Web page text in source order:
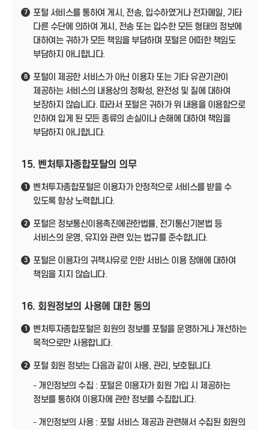
7
포털 서비스를 통하여 게시, 전송, 입수하였거나 전자메일, 기타
다른 수단에 의하여 게시, 전송 또는 입수한 모든 형태의 정보에
대하여는 귀하가 모든 책임을 부담하며 포털은 어떠한 책임도
부담하지 아니합니다.
8
포털이 제공한 서비스가 아닌 이용자 또는 기타 유관기관이
제공하는 서비스의 내용상의 정확성, 완전성 및 질에 대하여
보장하지 않습니다. 따라서 포털은 귀하가 위 내용을 이용함으로
인하여 입게 된 모든 종류의 손실이나 손해에 대하여 책임을
부담하지 아니합니다.
15. 벤처투자종합포탈의 의무
1
벤처투자종합포털은 이용자가 안정적으로 서비스를 받을 수
있도록 항상 노력합니다.
2
포털은 정보통신이용촉진에관한법률, 전기통신기본법 등
서비스의 운영, 유지와 관련 있는 법규를 준수합니다.
3
포털은 이용자의 귀책사유로 인한 서비스 이용 장애에 대하여
책임을 지지 않습니다.
16. 회원정보의 사용에 대한 동의
1
벤처투자종합포털은 회원의 정보를 포털을 운영하거나 개선하는
목적으로만 사용합니다.
2
포털 회원 정보는 다음과 같이 사용, 관리, 보호됩니다.
- 개인정보의 수집 : 포털은 이용자가 회원 가입 시 제공하는
정보를 통하여 이용자에 관한 정보를 수집합니다.
- 개인정보의 사용 : 포털 서비스 제공과 관련해서 수집된 회원의